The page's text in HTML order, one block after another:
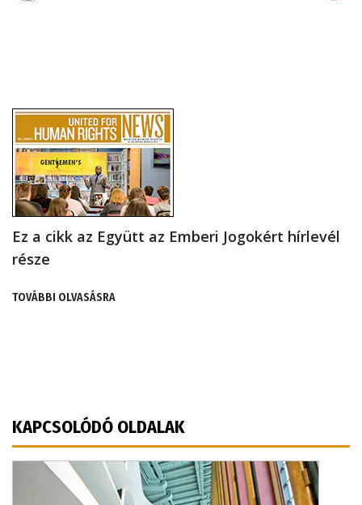
Ez a cikk az Együtt az Emberi Jogokért hírlevél
része
TOVÁBBI OLVASÁSRA
KAPCSOLÓDÓ OLDALAK